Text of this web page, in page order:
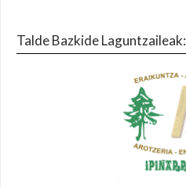
Talde Bazkide Laguntzaileak: